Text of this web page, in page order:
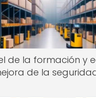
de la formación y
de la